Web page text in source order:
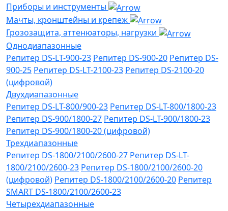
Приборы и инструменты
Мачты, кронштейны и крепеж
Грозозащита, аттенюаторы, нагрузки
Однодиапазонные
Репитер DS-LT-900-23 Репитер DS-900-20 Репитер DS-
900-25 Репитер DS-LT-2100-23 Репитер DS-2100-20
(цифровой)
Двухдиапазонные
Репитер DS-LT-800/900-23 Репитер DS-LT-800/1800-23
Репитер DS-900/1800-27 Репитер DS-LT-900/1800-23
Репитер DS-900/1800-20 (цифровой)
Трехдиапазонные
Репитер DS-1800/2100/2600-27 Репитер DS-LT-
1800/2100/2600-23 Репитер DS-1800/2100/2600-20
(цифровой) Репитер DS-1800/2100/2600-20 Репитер
SMART DS-1800/2100/2600-23
Четырехдиапазонные